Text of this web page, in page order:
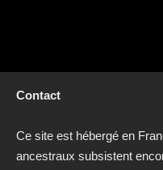
Contact
Ce site est hébergé en
ancestraux subsistent